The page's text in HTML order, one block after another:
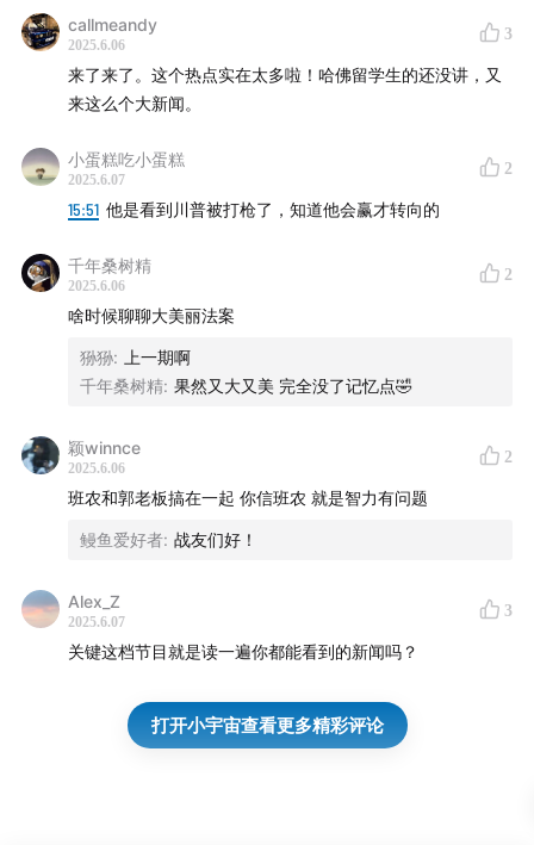
00:00:36Trump and Musk's Public Fallout
00:07:11 Three Theories Behind the Fallout: A Clash of
Feud?
00:14:04The Fallout's Impact on the 'Big and Beautiful
Bill': Senate Politics and the Bill's Future
00:17:43An Opinion Leader or a Liability? Musk's
00:26:28 Musk's Leverage and Republican Infighting
00:39:34Musk's Awkward Fit in Politics
【Who We Are】
helping the Chinese-speaking community understand
fast-changing U.S. politics.
Talich：Aficionado of American politics, culture, and
callmeandy
2025.6.06
3
来了来了。这个热点实在太多啦！哈佛留学生的还没讲，又
来这么个大新闻。
小蛋糕吃小蛋糕
2025.6.07
2
15:51 他是看到川普被打枪了，知道他会赢才转向的
千年桑树精
2025.6.06
2
啥时候聊聊大美丽法案
狲狲:
上一期啊
千年桑树精: 果然又大又美 完全没了记忆点🤣
颖winnce
2025.6.06
2
班农和郭老板搞在一起 你信班农 就是智力有问题
鳗鱼爱好者: 战友们好！
Alex_Z
2025.6.07
3
关键这档节目就是读一遍你都能看到的新闻吗？
打开小宇宙查看更多精彩评论